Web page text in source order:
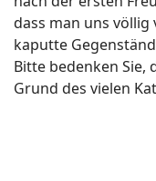
dass man uns
kaputte
Bitte bedenken Sie,
Grund des vielen